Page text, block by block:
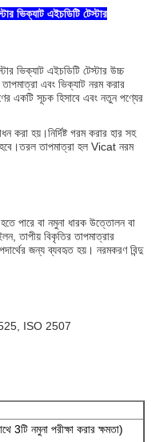
ভিক্যাট এইচডিটি টেস্টার
ভিক্যাট এইচডিটি টেস্টার উচ্চ
এবং ভিক্যাট নরম করার
একটি সূচক হিসাবে এবং নতুন পণ্যের
করা হয়।নির্দিষ্ট গরম করার হার সহ
তাপমাত্রা হল Vicat নরম
পারে বা নমুনা ধারক উত্তোলন বা
তাপীয় বিকৃতির তাপমাত্রার
জন্য ব্যবহৃত হয়। নরমকরণ বিন্দু
ISO 2507
3টি নমুনা পরীক্ষা করার ক্ষমতা)